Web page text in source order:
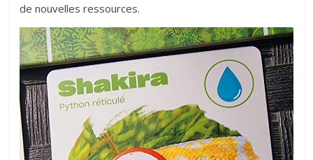
de nouvelles ressources.